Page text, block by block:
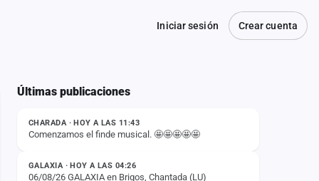
Iniciar sesión Crear cuenta
Últimas publicaciones
ESTADO
CHARADA · HOY A LAS 11:43
Comenzamos el finde musical. 🤩🤩🤩🤩🤩
ESTADO
GALAXIA · HOY A LAS 04:26
06/08/26 GALAXIA en Brigos, Chantada (LU)
ESTADO